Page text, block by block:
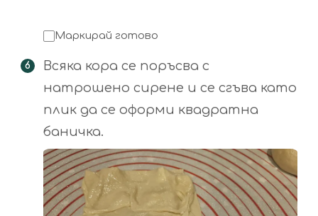
Маркирай готово
Всяка кора се поръсва с
натрошено сирене и се сгъва като
плик да се оформи квадратна
баничка.